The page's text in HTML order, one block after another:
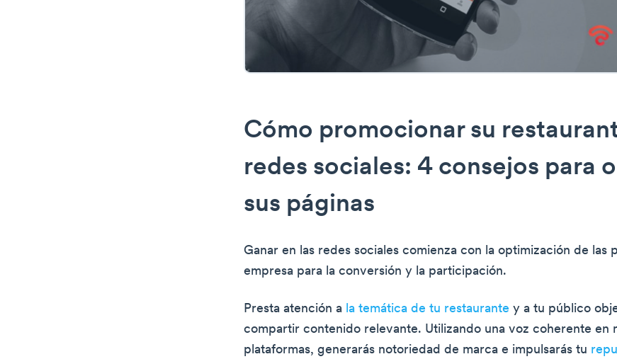
Cómo promocionar su
redes sociales: 4 consejos para
sus páginas
Ganar en las redes sociales comienza con la optimización de las
empresa para la conversión y la participación.
Presta atención a la temática de tu restaurante y a tu público
compartir contenido relevante. Utilizando una voz coherente en
plataformas, generarás notoriedad de marca e impulsarás tu